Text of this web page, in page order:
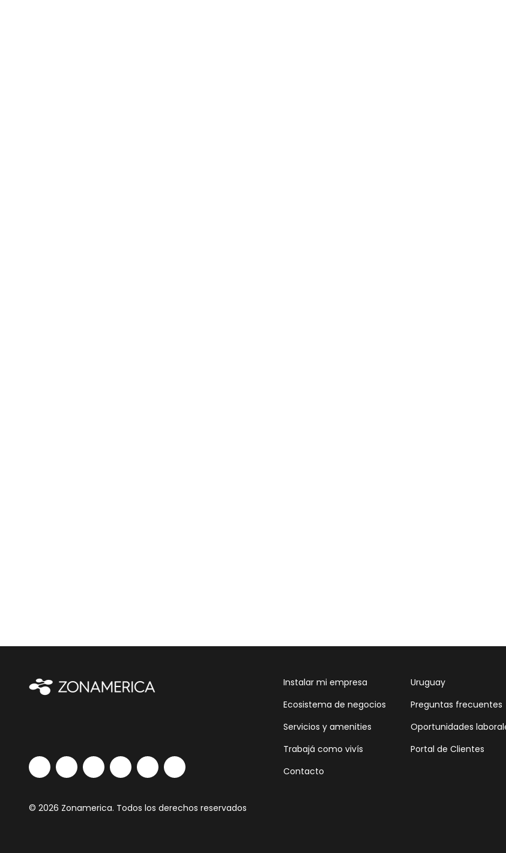
Instalar mi empresa
Ecosistema de negocios
Servicios y amenities
Trabajá como vivís
Contacto
Uruguay
Preguntas frecuentes
Oportunidades
Portal de Clientes
© 2026 Zonamerica. Todos los derechos reservados